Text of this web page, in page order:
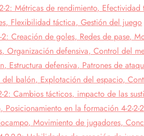
Métricas de rendimiento,
Flexibilidad táctica, Gestión del juego
Creación de goles, Redes de pase,
Organización defensiva, Control del
Estructura defensiva, Patrones de
del balón, Explotación del espacio,
Cambios tácticos, impacto de las
Posicionamiento en la formación 4-2-2-2
Movimiento de jugadores,